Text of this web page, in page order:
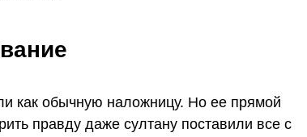
как обычную наложницу. Но ее прямой
правду даже султану поставили все с